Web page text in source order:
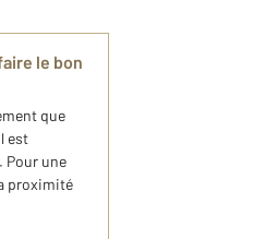
le bon
que
est
Pour une
proximité